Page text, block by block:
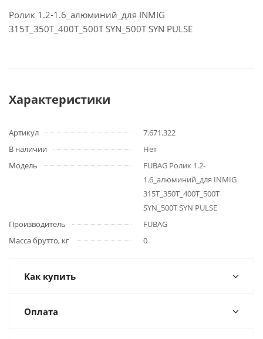
Ролик 1.2-1.6_алюминий_для INMIG
315T_350Т_400T_500T SYN_500T SYN PULSE
Характеристики
Артикул
7.671.322
В наличии
Нет
Модель
FUBAG Ролик 1.2-
1.6_алюминий_для INMIG
315T_350Т_400T_500T
SYN_500T SYN PULSE
Производитель
FUBAG
Масса брутто, кг
0
Как купить
Оплата